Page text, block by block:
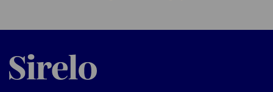
Sirelo.fr